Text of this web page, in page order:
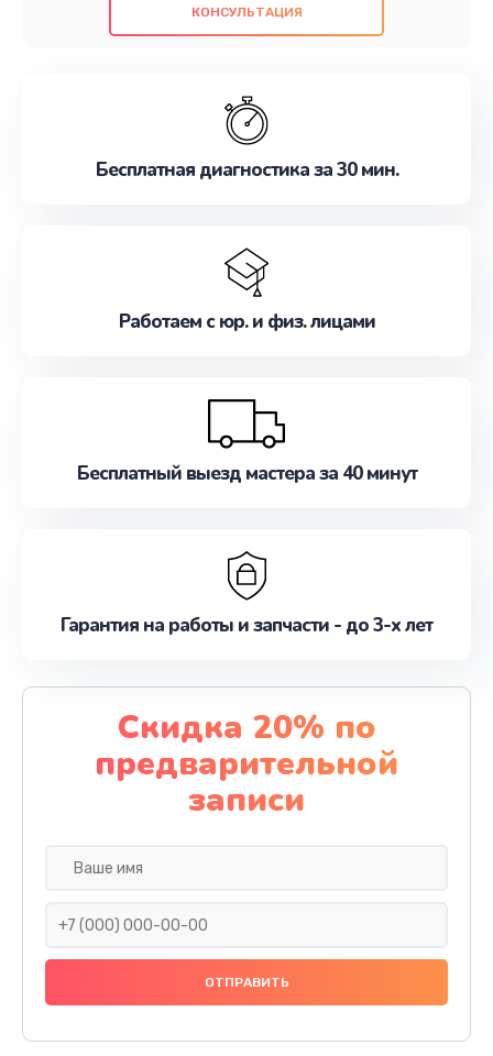
проведенных работ. Наша цель - предоставить
наилучшим образом. Не медлите записаться на
КОНСУЛЬТАЦИЯ
Бесплатная диагностика за 30 мин.
Работаем с юр. и физ. лицами
Бесплатный выезд мастера за 40 минут
Гарантия на работы и запчасти - до 3-х лет
Скидка 20% по
предварительной
записи